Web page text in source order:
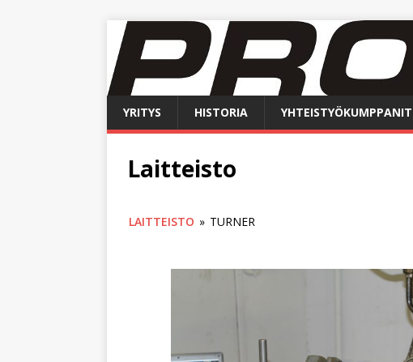
YRITYS HISTORIA YHTEISTYÖKUMPPANIT
Laitteisto
LAITTEISTO » TURNER